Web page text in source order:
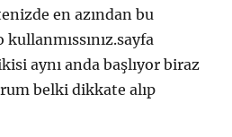
en azından bu
aynı anda başlıyor biraz
belki dikkate alıp